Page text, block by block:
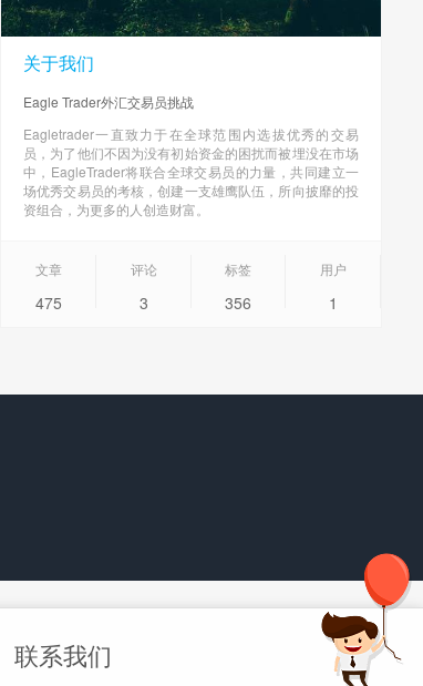
关于我们
Eagle Trader外汇交易员挑战
Eagletrader一直致力于在全球范围内选拔优秀的交易
员，为了他们不因为没有初始资金的困扰而被埋没在市场
中，EagleTrader将联合全球交易员的力量，共同建立一
场优秀交易员的考核，创建一支雄鹰队伍，所向披靡的投
资组合，为更多的人创造财富。
文章
475
评论
3
标签
356
用户
1
联系我们